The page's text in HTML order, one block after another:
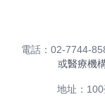
電話：02-7744-
或醫療機
地址：